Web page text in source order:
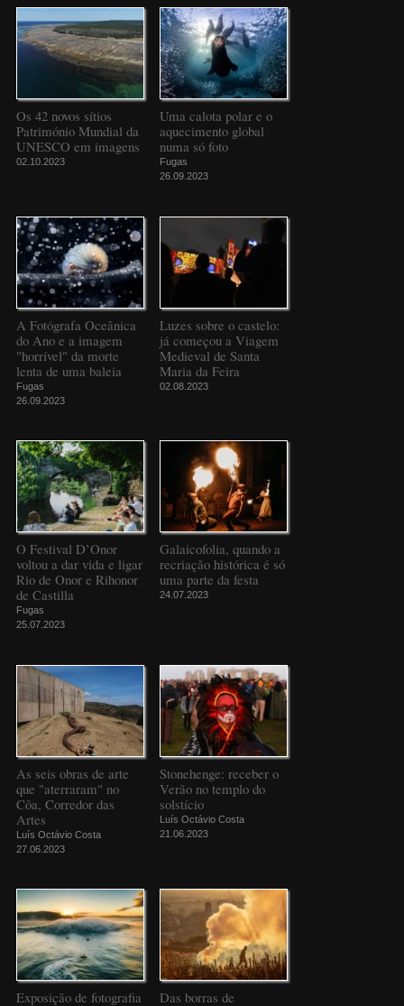
Os 42 novos sítios
Património Mundial da
UNESCO em imagens
02.10.2023
Uma calota polar e o
aquecimento global
numa só foto
Fugas
26.09.2023
A Fotógrafa Oceânica
do Ano e a imagem
"horrível" da morte
lenta de uma baleia
Fugas
26.09.2023
Luzes sobre o castelo:
já começou a Viagem
Medieval de Santa
Maria da Feira
02.08.2023
O Festival D’Onor
voltou a dar vida e ligar
Rio de Onor e Rihonor
de Castilla
Fugas
25.07.2023
Galaicofolia, quando a
recriação histórica é só
uma parte da festa
24.07.2023
As seis obras de arte
que "aterraram" no
Côa, Corredor das
Artes
Luís Octávio Costa
27.06.2023
Stonehenge: receber o
Verão no templo do
solstício
Luís Octávio Costa
21.06.2023
Exposição de fotografia
Das borras de